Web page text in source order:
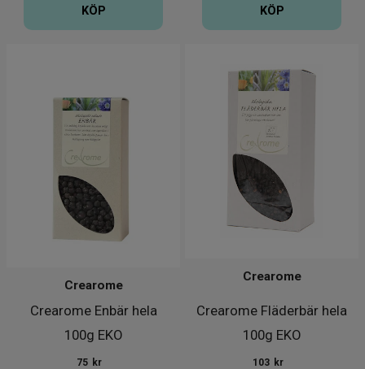
KÖP KÖP
Crearome Enbär hela
100g EKO
Crearome
75 kr
Crearome Fläderbär hela
100g EKO
Crearome
103 kr